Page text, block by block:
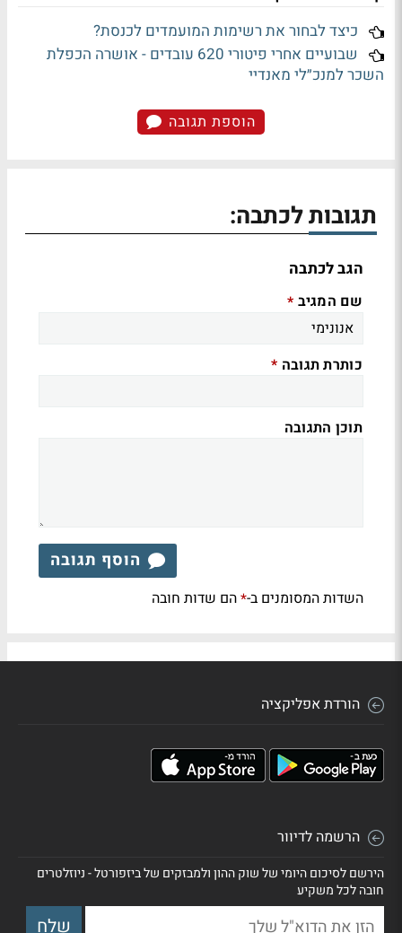
כיצד לבחור את רשימות המועמדים לכנסת?
שבועיים אחרי פיטורי 620 עובדים - אושרה הכפלת
השכר למנכ״לי מאנדיי
הוספת תגובה
תגובות לכתבה:
הגב לכתבה
שם המגיב *
כותרת תגובה *
תוכן התגובה
הוסף תגובה
השדות המסומנים ב-*הם שדות חובה
הורדת אפליקציה
הרשמה לדיוור
הירשם לסיכום היומי של שוק ההון ולמבזקים של ביזפורטל - ניוזלטרים
חובה לכל משקיע